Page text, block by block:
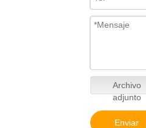
Archivo
adjunto
Enviar